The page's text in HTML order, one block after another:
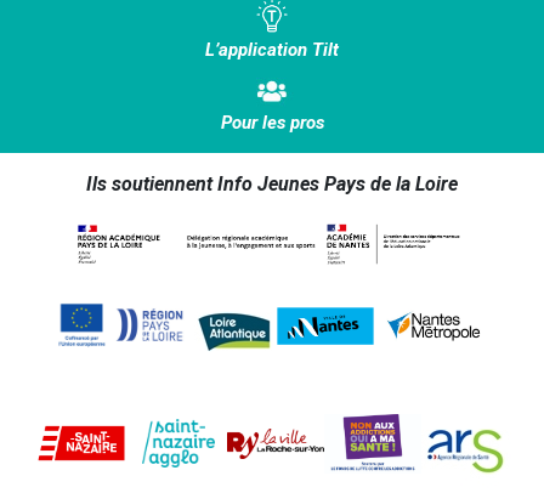
L’application Tilt
Pour les pros
Ils soutiennent Info Jeunes Pays de la Loire